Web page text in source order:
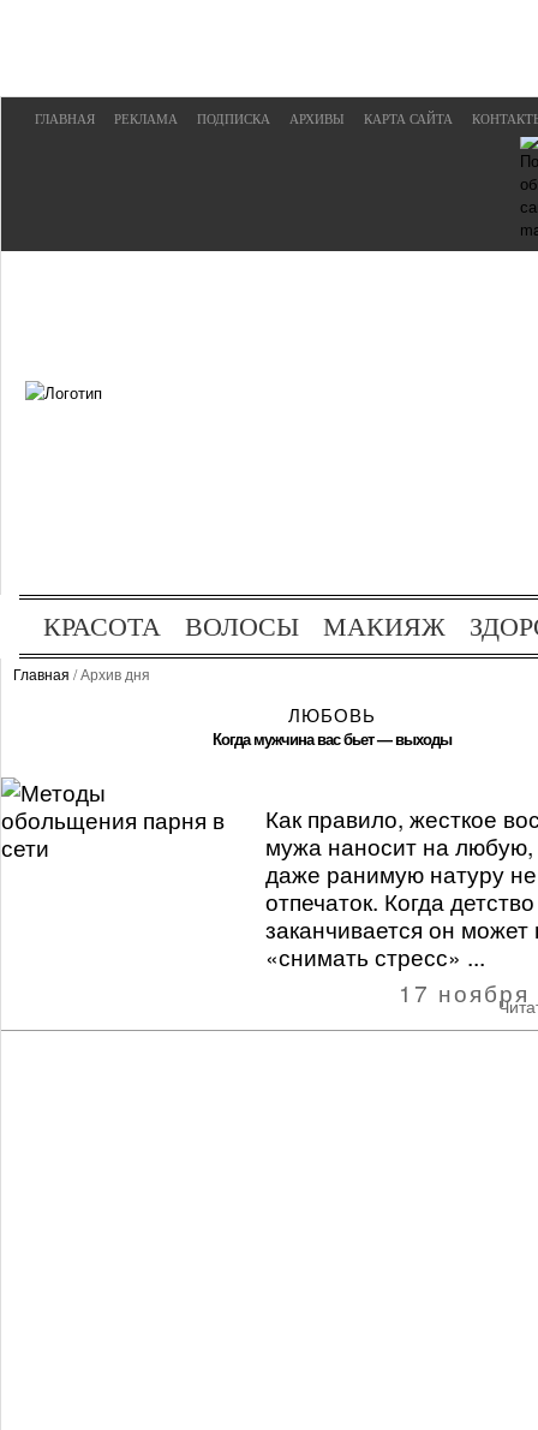
ГЛАВНАЯ РЕКЛАМА ПОДПИСКА АРХИВЫ КАРТА САЙТА
КРАСОТА ВОЛОСЫ МАКИЯЖ
ОТДЫХ
Главная / Архив дня
ЛЮБОВЬ
Когда мужчина вас бьет — выходы
Как правило, жесткое
мужа наносит на любую,
даже ранимую натуру
отпечаток. Когда детство
заканчивается он может
«снимать стресс» ...
17 ноября